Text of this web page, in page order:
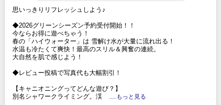
思いっきりリフレッシュしよう♪
◆2026グリーンシーズン予約受付開始！！
今ならお得に遊べちゃう！
春の「ハイウォーター」は 雪解け水が大量に流れ出る！
水温も冷たくて爽快！最高のスリル＆興奮の連続。
大自然を肌で感じよう！
◆レビュー投稿で写真代も大幅割引！
【キャニオニングってどんな遊び？】
別名シャワークライミング。渓
.....もっと見る